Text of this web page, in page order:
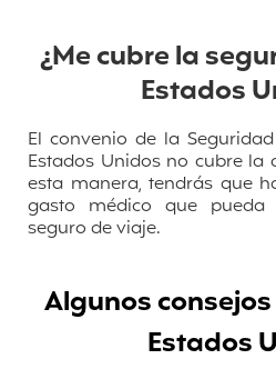
¿Me cubre la
Estados
El convenio de la
Estados Unidos no cubre la
esta manera,tendrás que
gasto médico que
seguro de viaje.
Algunos
Estados